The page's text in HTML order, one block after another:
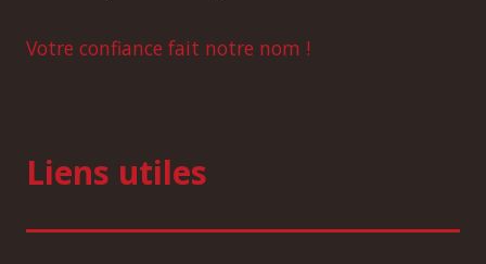
Votre confiance fait notre nom !
Liens utiles